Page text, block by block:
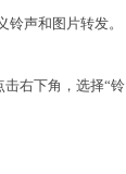
声和图片转发。
右下角，选择“铃